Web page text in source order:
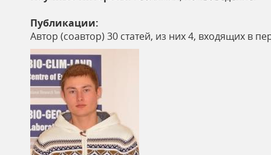
Публикации:
Автор (соавтор) 30 статей, из них 4, входящих в